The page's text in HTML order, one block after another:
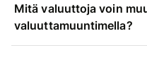
Mitä valuuttoja voin
valuuttamuuntimella?